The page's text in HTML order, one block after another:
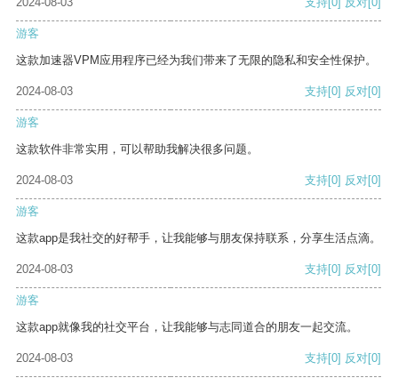
游客
这款加速器VPM应用程序已经为我们带来了无限的隐私和安全性保护。
2024-08-03 支持[0] 反对[0]
游客
这款软件非常实用，可以帮助我解决很多问题。
2024-08-03 支持[0] 反对[0]
游客
这款app是我社交的好帮手，让我能够与朋友保持联系，分享生活点滴。
2024-08-03 支持[0] 反对[0]
游客
这款app就像我的社交平台，让我能够与志同道合的朋友一起交流。
2024-08-03 支持[0] 反对[0]